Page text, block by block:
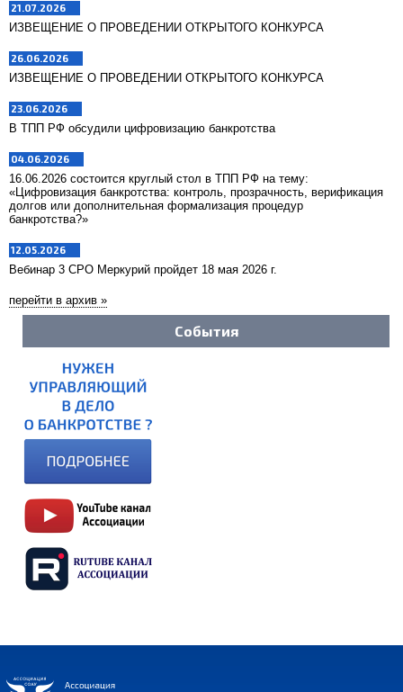
21.07.2026
ИЗВЕЩЕНИЕ О ПРОВЕДЕНИИ ОТКРЫТОГО КОНКУРСА
26.06.2026
ИЗВЕЩЕНИЕ О ПРОВЕДЕНИИ ОТКРЫТОГО КОНКУРСА
23.06.2026
В ТПП РФ обсудили цифровизацию банкротства
04.06.2026
16.06.2026 состоится круглый стол в ТПП РФ на тему:
«Цифровизация банкротства: контроль, прозрачность, верификация
долгов или дополнительная формализация процедур
банкротства?»
12.05.2026
Вебинар 3 СРО Меркурий пройдет 18 мая 2026 г.
перейти в архив »
События